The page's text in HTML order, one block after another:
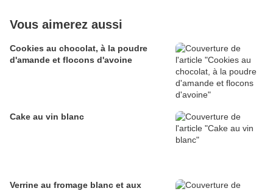
Vous aimerez aussi
Cookies au chocolat, à la poudre
d'amande et flocons d'avoine
Cake au vin blanc
Verrine au fromage blanc et aux